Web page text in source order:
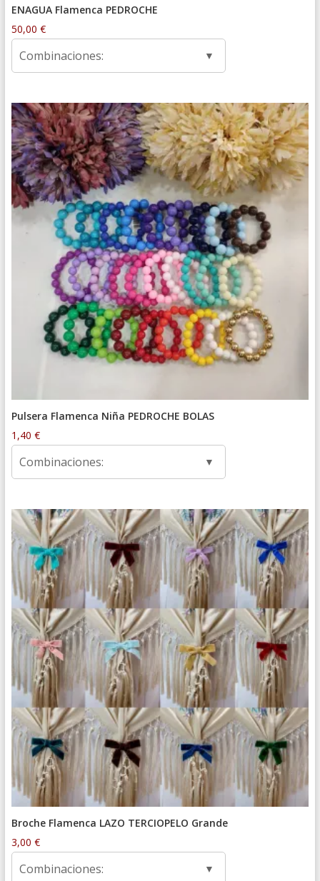
ENAGUA Flamenca PEDROCHE
50,00 €
Combinaciones:
Pulsera Flamenca Niña PEDROCHE BOLAS
1,40 €
Combinaciones:
Broche Flamenca LAZO TERCIOPELO Grande
3,00 €
Combinaciones: